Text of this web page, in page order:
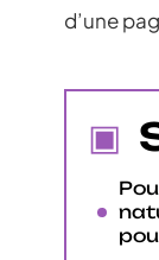
d’une